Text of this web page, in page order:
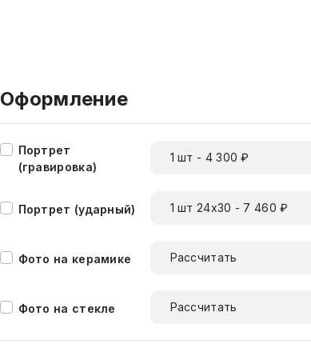
Оформление
Портрет
(гравировка)
1 шт - 4 300 ₽
Портрет (ударный) 1 шт 24х30 - 7 460 ₽
Фото на керамике Рассчитать
Фото на стекле Рассчитать